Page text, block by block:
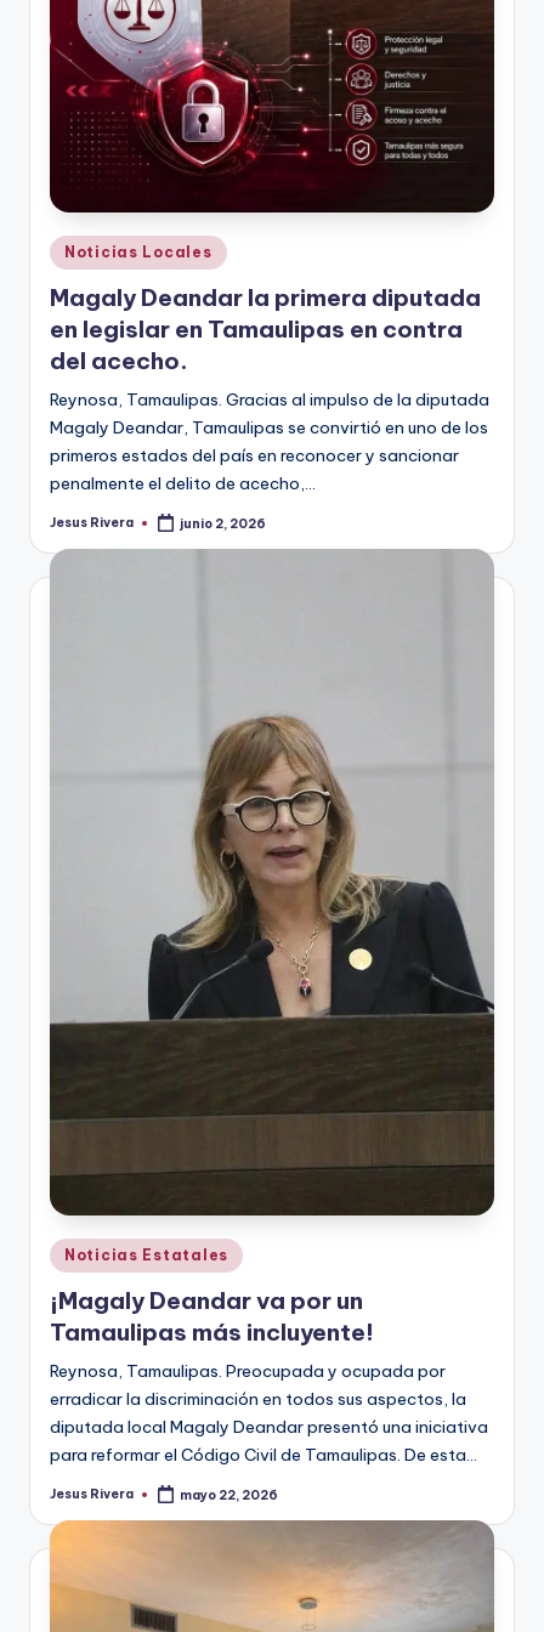
Publicado
en
Noticias Locales
Magaly Deandar la primera diputada
en legislar en Tamaulipas en contra
del acecho.
Reynosa, Tamaulipas. Gracias al impulso de la diputada
Magaly Deandar, Tamaulipas se convirtió en uno de los
primeros estados del país en reconocer y sancionar
penalmente el delito de acecho,…
Publicado
Jesus Rivera junio 2, 2026
Publicado
en
Noticias Estatales
¡Magaly Deandar va por un
Tamaulipas más incluyente!
Reynosa, Tamaulipas. Preocupada y ocupada por
erradicar la discriminación en todos sus aspectos, la
diputada local Magaly Deandar presentó una iniciativa
para reformar el Código Civil de Tamaulipas. De esta…
Publicado
Jesus Rivera mayo 22, 2026